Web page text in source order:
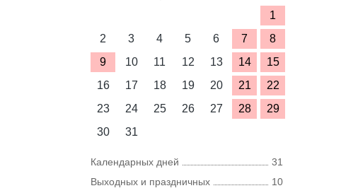
1
2
3 4 5 6 7
8
9
10 11 12 13 14
15
16
17 18 19 20 21
22
23
24 25 26 27 28
29
30
31
Календарных дней
31
Выходных и праздничных
10